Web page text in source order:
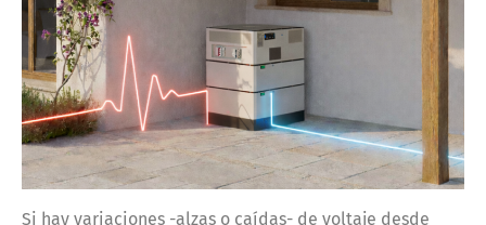
Si hay variaciones -alzas o caídas- de voltaje desde